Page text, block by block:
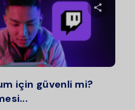
için güvenli mi?